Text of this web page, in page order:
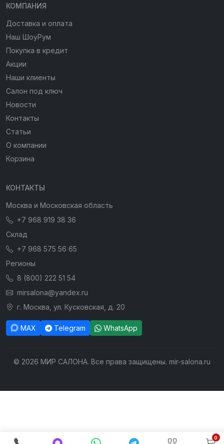
КОМПАНИЯ
Доставка и оплата
Наш ШоуРум
Покупка в кредит
Акции
Наши клиенты
Салон под ключ
Новости
Контакты
Статьи
О компании
Корзина
КОНТАКТЫ
Москва и Московская область
+7 968 919 38 36
Склад
+7 968 575 56 65
Регионы
8 (800) 222 51 54
mirsalona@yandex.ru
г. Москва, ул. Кусковская, д. 20
MAX Telegram WhatsApp
© 2026 МИР САЛОНА. Все права защищены. mir-salona.ru
0